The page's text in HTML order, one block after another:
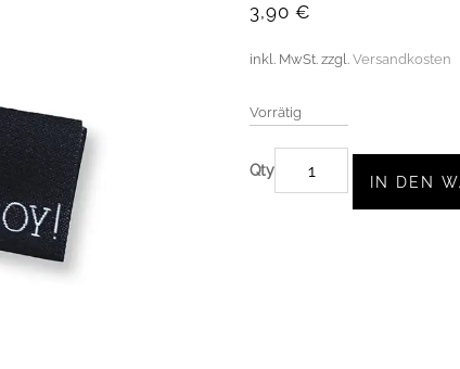
3,90 €
inkl. MwSt. zzgl. Versandkosten
Vorrätig
IN DEN